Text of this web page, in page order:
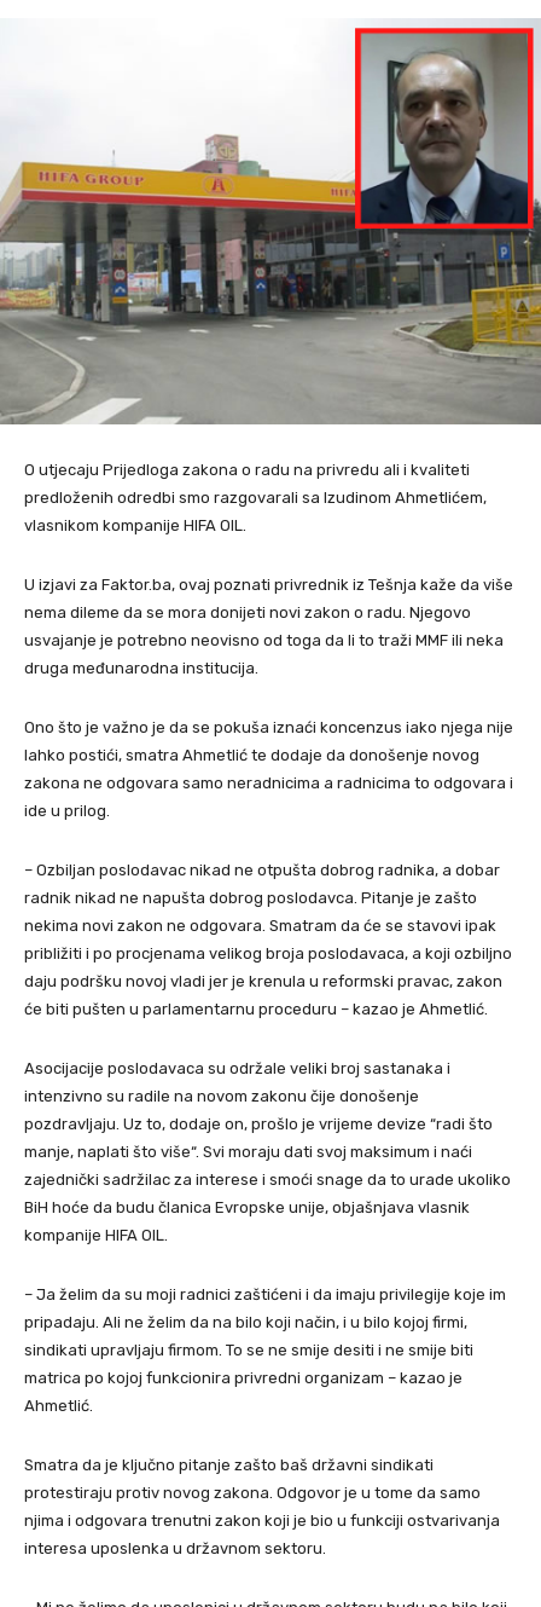
O utjecaju Prijedloga zakona o radu na privredu ali i kvaliteti
predloženih odredbi smo razgovarali sa Izudinom Ahmetlićem,
vlasnikom kompanije HIFA OIL.
U izjavi za Faktor.ba, ovaj poznati privrednik iz Tešnja kaže da više
nema dileme da se mora donijeti novi zakon o radu. Njegovo
usvajanje je potrebno neovisno od toga da li to traži MMF ili neka
druga međunarodna institucija.
Ono što je važno je da se pokuša iznaći koncenzus iako njega nije
lahko postići, smatra Ahmetlić te dodaje da donošenje novog
zakona ne odgovara samo neradnicima a radnicima to odgovara i
ide u prilog.
– Ozbiljan poslodavac nikad ne otpušta dobrog radnika, a dobar
radnik nikad ne napušta dobrog poslodavca. Pitanje je zašto
nekima novi zakon ne odgovara. Smatram da će se stavovi ipak
približiti i po procjenama velikog broja poslodavaca, a koji ozbiljno
daju podršku novoj vladi jer je krenula u reformski pravac, zakon
će biti pušten u parlamentarnu proceduru – kazao je Ahmetlić.
Asocijacije poslodavaca su održale veliki broj sastanaka i
intenzivno su radile na novom zakonu čije donošenje
pozdravljaju. Uz to, dodaje on, prošlo je vrijeme devize “radi što
manje, naplati što više“. Svi moraju dati svoj maksimum i naći
zajednički sadržilac za interese i smoći snage da to urade ukoliko
BiH hoće da budu članica Evropske unije, objašnjava vlasnik
kompanije HIFA OIL.
– Ja želim da su moji radnici zaštićeni i da imaju privilegije koje im
pripadaju. Ali ne želim da na bilo koji način, i u bilo kojoj firmi,
sindikati upravljaju firmom. To se ne smije desiti i ne smije biti
matrica po kojoj funkcionira privredni organizam – kazao je
Ahmetlić.
Smatra da je ključno pitanje zašto baš državni sindikati
protestiraju protiv novog zakona. Odgovor je u tome da samo
njima i odgovara trenutni zakon koji je bio u funkciji ostvarivanja
interesa uposlenka u državnom sektoru.